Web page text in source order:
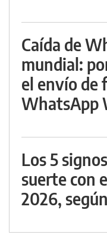
Caída de
mundial:
el envío de
WhatsApp
Los 5
suerte con
2026,